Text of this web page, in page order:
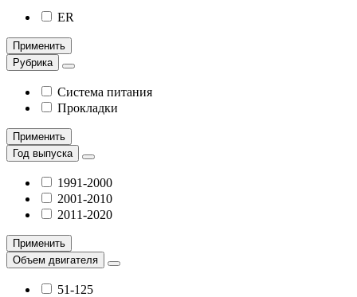
ER
Применить
Рубрика
Система питания
Прокладки
Применить
Год выпуска
1991-2000
2001-2010
2011-2020
Применить
Объем двигателя
51-125